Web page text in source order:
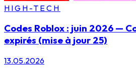
HIGH-TECH
Codes Roblox : juin 2026 —
expirés (mise à jour 25)
13.05.2026